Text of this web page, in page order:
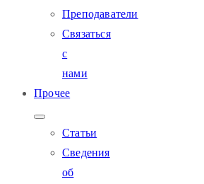
Преподаватели
Связаться
с
нами
Прочее
Статьи
Сведения
об